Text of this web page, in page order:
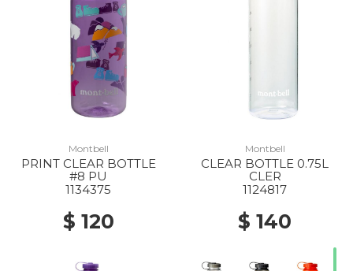
Montbell
PRINT CLEAR BOTTLE
#8 PU
1134375
$ 120
Montbell
CLEAR BOTTLE 0.75L
CLER
1124817
$ 140